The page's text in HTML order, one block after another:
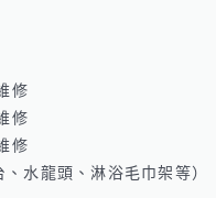
修
修
修
、水龍頭、淋浴毛巾架等）